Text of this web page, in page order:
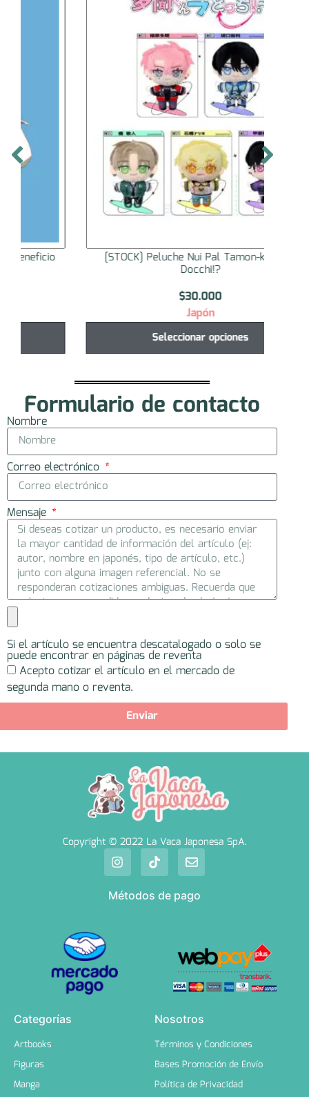
[STOCK] Peluche Nui Pal Tamon-kun Ima
Seleccionar opciones
Formulario de contacto
Nombre
Correo electrónico
Mensaje
Si el artículo se encuentra descatalogado o solo se
puede encontrar en páginas de reventa
Acepto cotizar el artículo en el mercado de
segunda mano o reventa.
Enviar
Copyright © 2022 La Vaca Japonesa SpA.
Métodos de pago
Categorías
Artbooks
Figuras
Manga
Nosotros
Términos y Condiciones
Bases Promoción de Envío
Política de Privacidad